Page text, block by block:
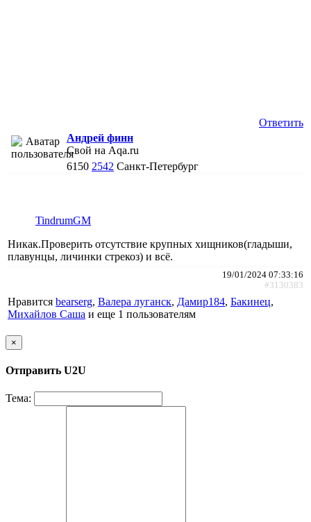
Ответить
Андрей финн
Свой на Aqa.ru
6150 2542 Санкт-Петербург
TindrumGM
Никак.Проверить отсутствие крупных хищников(гладыши,
плавунцы, личинки стрекоз) и всё.
19/01/2024 07:33:16
#3130383
Нравится bearserg, Валера луганск, Дамир184, Бакинец,
Михайлов Саша и еще 1 пользователям
×
Отправить U2U
Тема: